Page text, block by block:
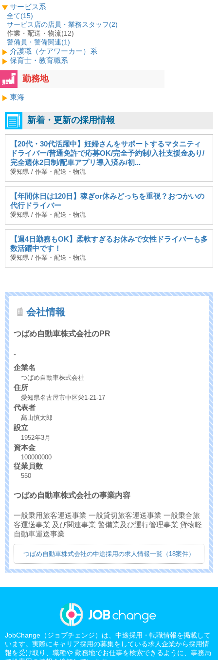
サービス系
全て(15)
サービス店の店員・業務スタッフ(2)
作業・配送・物流(12)
警備員・警備関連(1)
介護職（ケアワーカー）系
保育士・教育職系
勤務地
東海
新着・更新の採用情報
【20代・30代活躍中】妊婦さんをサポートするマタニティ
ドライバー/普通免許で応募OK/完全予約制/入社支援金あり/
完全週休2日制/配車アプリ導入済み/初...
愛知県 / 作業・配送・物流
【年間休日は120日】稼ぎor休みどっちを重視？おつかいの
代行ドライバー
愛知県 / 作業・配送・物流
【週4日勤務もOK】柔軟すぎるお休みで女性ドライバーも多
数活躍中です！
愛知県 / 作業・配送・物流
会社情報
つばめ自動車株式会社のPR
-
企業名
つばめ自動車株式会社
住所
愛知県名古屋市中区栄1-21-17
代表者
髙山慎太郎
設立
1952年3月
資本金
100000000
従業員数
550
つばめ自動車株式会社の事業内容
一般乗用旅客運送事業 一般貸切旅客運送事業 一般乗合旅
客運送事業 及び関連事業 警備業及び運行管理事業 貨物軽
自動車運送事業
つばめ自動車株式会社の中途採用の求人情報一覧（18案件）
JobChange（ジョブチェンジ）は、中途採用・転職情報を掲載して
います。実際にキャリア採用の募集をしている求人企業から採用情
報を受け取り、職種や 勤務地でお仕事を検索できるように、事務局